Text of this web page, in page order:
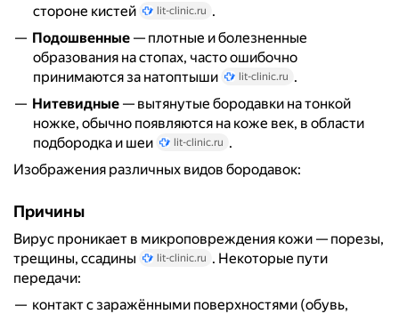
стороне кистей lit-clinic.ru .
Подошвенные — плотные и болезненные
образования на стопах, часто ошибочно
принимаются за натоптыши
lit-clinic.ru .
Нитевидные — вытянутые бородавки на тонкой
ножке, обычно появляются на коже век, в области
подбородка и шеи
lit-clinic.ru .
Изображения различных видов бородавок:
Причины
Вирус проникает в микроповреждения кожи — порезы,
трещины, ссадины
lit-clinic.ru . Некоторые пути
передачи:
контакт с заражёнными поверхностями (обувь,